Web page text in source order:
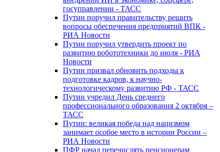
госуправлении - ТАСС
Путин поручил правительству решить
вопросы обеспечения предприятий ВПК -
РИА Новости
Путин поручил утвердить проект по
развитию робототехники до июля - РИА
Новости
Путин призвал обновить подходы к
подготовке кадров, к научно-
технологическому развитию РФ - ТАСС
Путин учредил День среднего
профессионального образования 2 октября –
ТАСС
Путин: великая победа над нацизмом
занимает особое место в истории России –
РИА Новости
ПФР начал перечислять пенсионерам